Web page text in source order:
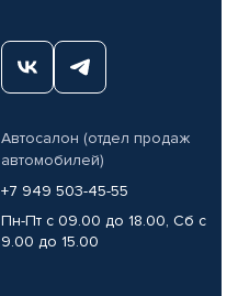
Автосалон (отдел продаж
автомобилей)
+7 949 503-45-55
Пн-Пт с 09.00 до 18.00, Сб с
9.00 до 15.00